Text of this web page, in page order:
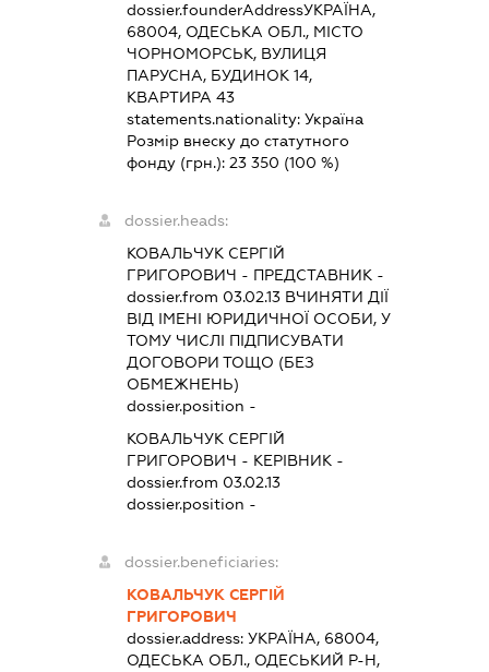
dossier.founderAddressУКРАЇНА,
68004, ОДЕСЬКА ОБЛ., МІСТО
ЧОРНОМОРСЬК, ВУЛИЦЯ
ПАРУСНА, БУДИНОК 14,
КВАРТИРА 43
statements.nationality:Україна
Розмір внеску до статутного
фонду (грн.):23 350 (100 %)
dossier.heads:
КОВАЛЬЧУК СЕРГІЙ
ГРИГОРОВИЧ - ПРЕДСТАВНИК -
dossier.from 03.02.13 ВЧИНЯТИ ДІЇ
ВІД ІМЕНІ ЮРИДИЧНОЇ ОСОБИ, У
ТОМУ ЧИСЛІ ПІДПИСУВАТИ
ДОГОВОРИ ТОЩО (БЕЗ
ОБМЕЖНЕНЬ)
dossier.position -
КОВАЛЬЧУК СЕРГІЙ
ГРИГОРОВИЧ - КЕРІВНИК -
dossier.from 03.02.13
dossier.position -
dossier.beneficiaries:
КОВАЛЬЧУК СЕРГІЙ
ГРИГОРОВИЧ
dossier.address:УКРАЇНА, 68004,
ОДЕСЬКА ОБЛ., ОДЕСЬКИЙ Р-Н,